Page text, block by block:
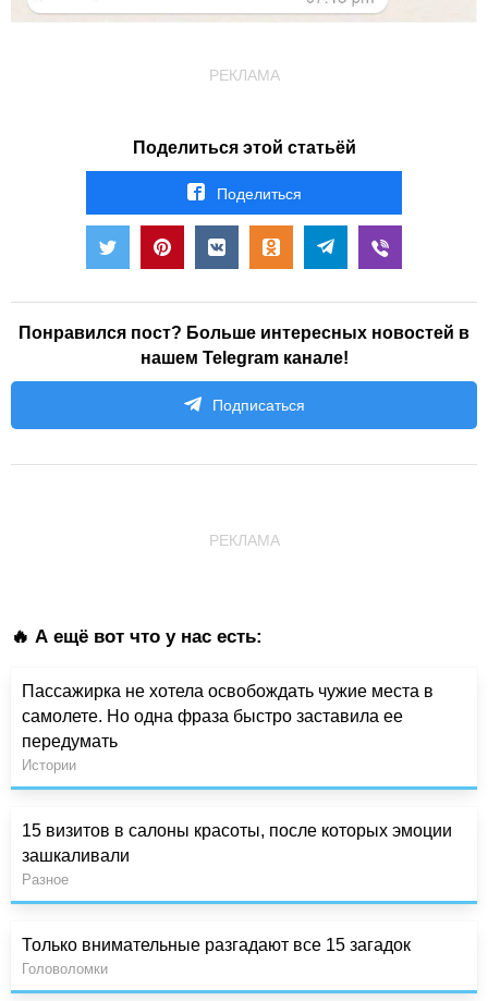
РЕКЛАМА
Поделиться этой статьёй
Поделиться
Понравился пост? Больше интересных новостей в
нашем Telegram канале!
Подписаться
РЕКЛАМА
🔥 А ещё вот что у нас есть:
Пассажирка не хотела освобождать чужие места в
самолете. Но одна фраза быстро заставила ее
передумать
Истории
15 визитов в салоны красоты, после которых эмоции
зашкаливали
Разное
Только внимательные разгадают все 15 загадок
Головоломки